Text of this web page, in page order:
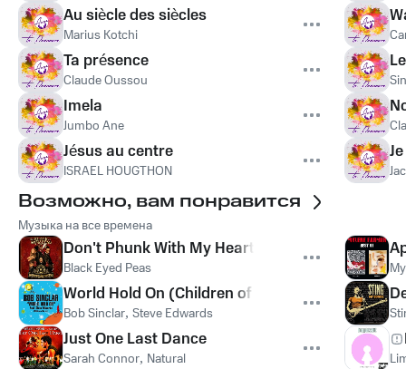
Au siècle des siècles
Marius Kotchi
Ta présence
Claude Oussou
Imela
Jumbo Ane
Jésus au centre
ISRAEL HOUGTHON
Возможно, вам понравится
Музыка на все времена
Don't Phunk With My Heart
Black Eyed Peas
World Hold On (Children of the Sky)
Bob Sinclar, Steve Edwards
Just One Last Dance
Sarah Connor, Natural